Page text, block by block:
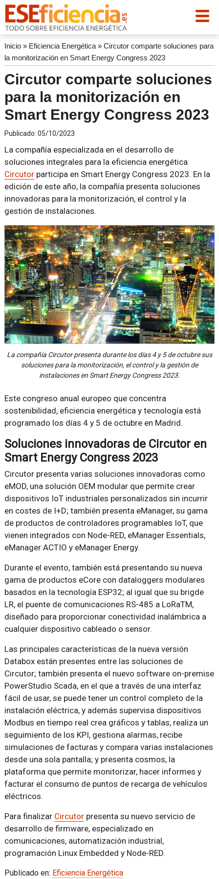
Inicio» Eficiencia Energética» Circutor comparte soluciones para
la monitorización en Smart Energy Congress 2023
Circutor comparte soluciones
para la monitorización en
Smart Energy Congress 2023
Publicado: 05/10/2023
La compañía especializada en el desarrollo de
soluciones integrales para la eficiencia energética
Circutorparticipa en Smart Energy Congress 2023. En la
edición de este año, la compañía presenta soluciones
innovadoras para la monitorización, el control y la
gestión de instalaciones.
La compañía Circutor presenta durante los días 4 y 5 de octubre sus
soluciones para la monitorización, el control y la gestión de
instalaciones en Smart Energy Congress 2023.
Este congreso anual europeo que concentra
sostenibilidad, eficiencia energética y tecnología está
programado los días 4 y 5 de octubre en Madrid.
Soluciones innovadoras de Circutor en
Smart Energy Congress 2023
Circutor presenta varias soluciones innovadoras como
eMOD, una solución OEM modular que permite crear
dispositivos IoT industriales personalizados sin incurrir
en costes de I+D; también presenta eManager, su gama
de productos de controladores programables IoT, que
vienen integrados con Node-RED, eManager Essentials,
eManager ACTIO y eManager Energy.
Durante el evento, también está presentando su nueva
gama de productos eCore con dataloggers modulares
basados en la tecnología ESP32; al igual que su brigde
LR, el puente de comunicaciones RS-485 a LoRaTM,
diseñado para proporcionar conectividad inalámbrica a
cualquier dispositivo cableado o sensor.
Las principales características de la nueva versión
Databox están presentes entre las soluciones de
Circutor; también presenta el nuevo software on-premise
PowerStudio Scada, en el que a través de una interfaz
fácil de usar, se puede tener un control completo de la
instalación eléctrica, y además supervisa dispositivos
Modbus en tiempo real crea gráficos y tablas, realiza un
seguimiento de los KPI, gestiona alarmas, recibe
simulaciones de facturas y compara varias instalaciones
desde una sola pantalla; y presenta cosmos, la
plataforma que permite monitorizar, hacer informes y
facturar el consumo de puntos de recarga de vehículos
eléctricos.
Para finalizar Circutorpresenta su nuevo servicio de
desarrollo de firmware, especializado en
comunicaciones, automatización industrial,
programación Linux Embedded y Node-RED.
Publicado en: Eficiencia Energética